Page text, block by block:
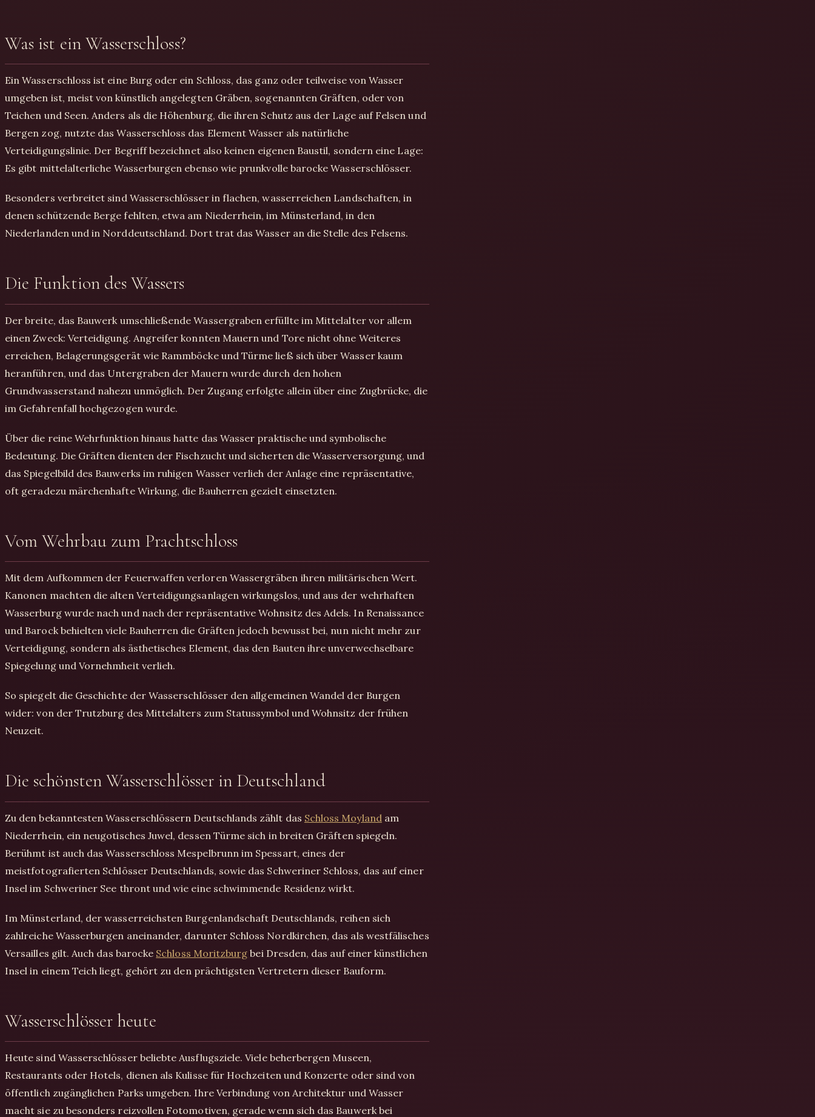
Was ist ein Wasserschloss?
Ein Wasserschloss ist eine Burg oder ein Schloss, das ganz oder teilweise von Wasser
umgeben ist, meist von künstlich angelegten Gräben, sogenannten Gräften, oder von
Teichen und Seen. Anders als die Höhenburg, die ihren Schutz aus der Lage auf Felsen und
Bergen zog, nutzte das Wasserschloss das Element Wasser als natürliche
Verteidigungslinie. Der Begriff bezeichnet also keinen eigenen Baustil, sondern eine Lage:
Es gibt mittelalterliche Wasserburgen ebenso wie prunkvolle barocke Wasserschlösser.
Besonders verbreitet sind Wasserschlösser in flachen, wasserreichen Landschaften, in
denen schützende Berge fehlten, etwa am Niederrhein, im Münsterland, in den
Niederlanden und in Norddeutschland. Dort trat das Wasser an die Stelle des Felsens.
Die Funktion des Wassers
Der breite, das Bauwerk umschließende Wassergraben erfüllte im Mittelalter vor allem
einen Zweck: Verteidigung. Angreifer konnten Mauern und Tore nicht ohne Weiteres
erreichen, Belagerungsgerät wie Rammböcke und Türme ließ sich über Wasser kaum
heranführen, und das Untergraben der Mauern wurde durch den hohen
Grundwasserstand nahezu unmöglich. Der Zugang erfolgte allein über eine Zugbrücke, die
im Gefahrenfall hochgezogen wurde.
Über die reine Wehrfunktion hinaus hatte das Wasser praktische und symbolische
Bedeutung. Die Gräften dienten der Fischzucht und sicherten die Wasserversorgung, und
das Spiegelbild des Bauwerks im ruhigen Wasser verlieh der Anlage eine repräsentative,
oft geradezu märchenhafte Wirkung, die Bauherren gezielt einsetzten.
Vom Wehrbau zum Prachtschloss
Mit dem Aufkommen der Feuerwaffen verloren Wassergräben ihren militärischen Wert.
Kanonen machten die alten Verteidigungsanlagen wirkungslos, und aus der wehrhaften
Wasserburg wurde nach und nach der repräsentative Wohnsitz des Adels. In Renaissance
und Barock behielten viele Bauherren die Gräften jedoch bewusst bei, nun nicht mehr zur
Verteidigung, sondern als ästhetisches Element, das den Bauten ihre unverwechselbare
Spiegelung und Vornehmheit verlieh.
So spiegelt die Geschichte der Wasserschlösser den allgemeinen Wandel der Burgen
wider: von der Trutzburg des Mittelalters zum Statussymbol und Wohnsitz der frühen
Neuzeit.
Die schönsten Wasserschlösser in Deutschland
Zu den bekanntesten Wasserschlössern Deutschlands zählt das Schloss Moyland am
Niederrhein, ein neugotisches Juwel, dessen Türme sich in breiten Gräften spiegeln.
Berühmt ist auch das Wasserschloss Mespelbrunn im Spessart, eines der
meistfotografierten Schlösser Deutschlands, sowie das Schweriner Schloss, das auf einer
Insel im Schweriner See thront und wie eine schwimmende Residenz wirkt.
Im Münsterland, der wasserreichsten Burgenlandschaft Deutschlands, reihen sich
zahlreiche Wasserburgen aneinander, darunter Schloss Nordkirchen, das als westfälisches
Versailles gilt. Auch das barocke Schloss Moritzburg bei Dresden, das auf einer künstlichen
Insel in einem Teich liegt, gehört zu den prächtigsten Vertretern dieser Bauform.
Wasserschlösser heute
Heute sind Wasserschlösser beliebte Ausflugsziele. Viele beherbergen Museen,
Restaurants oder Hotels, dienen als Kulisse für Hochzeiten und Konzerte oder sind von
öffentlich zugänglichen Parks umgeben. Ihre Verbindung von Architektur und Wasser
macht sie zu besonders reizvollen Fotomotiven, gerade wenn sich das Bauwerk bei